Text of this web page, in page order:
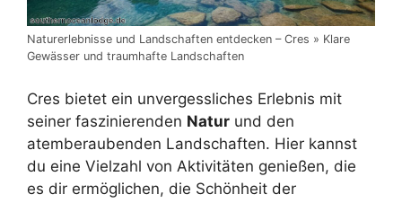
Naturerlebnisse und Landschaften entdecken – Cres » Klare
Gewässer und traumhafte Landschaften
Cres bietet ein unvergessliches Erlebnis mit
seiner faszinierenden Natur und den
atemberaubenden Landschaften. Hier kannst
du eine Vielzahl von Aktivitäten genießen, die
es dir ermöglichen, die Schönheit der